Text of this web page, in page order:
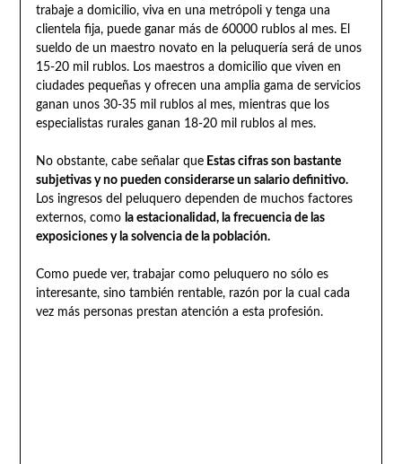
trabaje a domicilio, viva en una metrópoli y tenga una
clientela fija, puede ganar más de 60000 rublos al mes. El
sueldo de un maestro novato en la peluquería será de unos
15-20 mil rublos. Los maestros a domicilio que viven en
ciudades pequeñas y ofrecen una amplia gama de servicios
ganan unos 30-35 mil rublos al mes, mientras que los
especialistas rurales ganan 18-20 mil rublos al mes.
No obstante, cabe señalar queEstas cifras son bastante
subjetivas y no pueden considerarse un salario definitivo.
Los ingresos del peluquero dependen de muchos factores
externos, como la estacionalidad, la frecuencia de las
exposiciones y la solvencia de la población.
Como puede ver, trabajar como peluquero no sólo es
interesante, sino también rentable, razón por la cual cada
vez más personas prestan atención a esta profesión.